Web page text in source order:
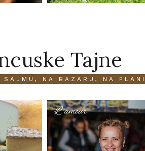
Tajne
NA BAZARU, NA